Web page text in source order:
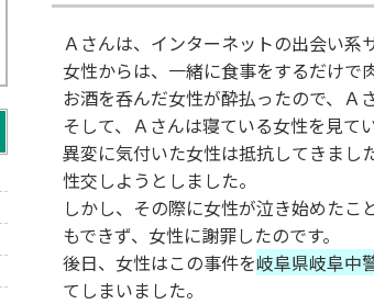
Ａさんは、インターネットの出会い系
女性からは、一緒に食事をするだけで
お酒を呑んだ女性が酔払ったので、Ａ
そして、Ａさんは寝ている女性を見て
異変に気付いた女性は抵抗してきまし
性交しようとしました。
しかし、その際に女性が泣き始めた
もできず、女性に謝罪したのです。
後日、女性はこの事件を岐阜県岐阜中
てしまいました。